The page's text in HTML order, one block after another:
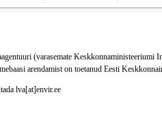
(varasemate Keskkonnaministeeriumi
arendamist on toetanud Eesti
lva[at]envir.ee